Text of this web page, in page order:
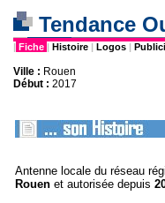
Tendance
| Fiche | Histoire | Logos |
Ville : Rouen
Début : 2017
Antenne locale du réseau
Rouen et autorisée depuis